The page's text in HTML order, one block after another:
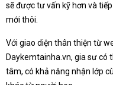
sẽ được tư vấn kỹ hơn và
mới thôi.
Với giao diện thân thiện từ
Daykemtainha.vn, gia sư có
tâm, có khả năng nhận lớp